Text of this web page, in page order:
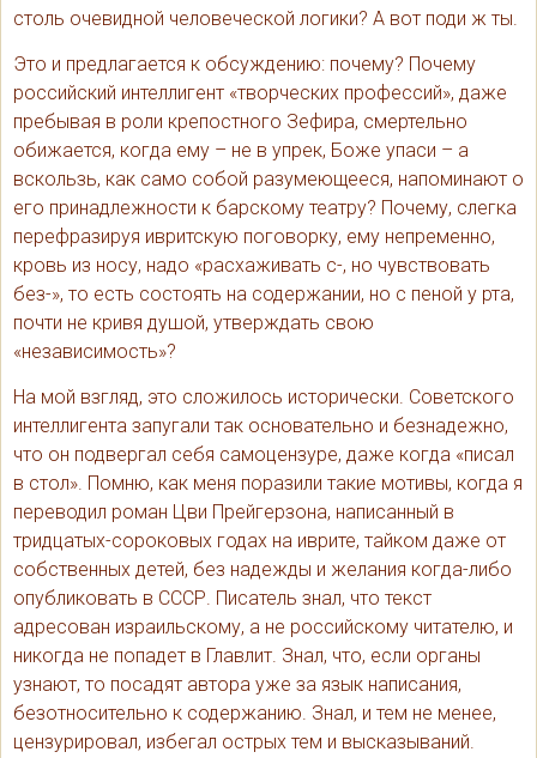
столь очевидной человеческой логики? А вот поди ж ты.
Это и предлагается к обсуждению: почему? Почему
российский интеллигент «творческих профессий», даже
пребывая в роли крепостного Зефира, смертельно
обижается, когда ему – не в упрек, Боже упаси – а
вскользь, как само собой разумеющееся, напоминают о
его принадлежности к барскому театру? Почему, слегка
перефразируя ивритскую поговорку, ему непременно,
кровь из носу, надо «расхаживать с-, но чувствовать
без-», то есть состоять на содержании, но с пеной у рта,
почти не кривя душой, утверждать свою
«независимость»?
На мой взгляд, это сложилось исторически. Советского
интеллигента запугали так основательно и безнадежно,
что он подвергал себя самоцензуре, даже когда «писал
в стол». Помню, как меня поразили такие мотивы, когда я
переводил роман Цви Прейгерзона, написанный в
тридцатых-сороковых годах на иврите, тайком даже от
собственных детей, без надежды и желания когда-либо
опубликовать в СССР. Писатель знал, что текст
адресован израильскому, а не российскому читателю, и
никогда не попадет в Главлит. Знал, что, если органы
узнают, то посадят автора уже за язык написания,
безотносительно к содержанию. Знал, и тем не менее,
цензурировал, избегал острых тем и высказываний.